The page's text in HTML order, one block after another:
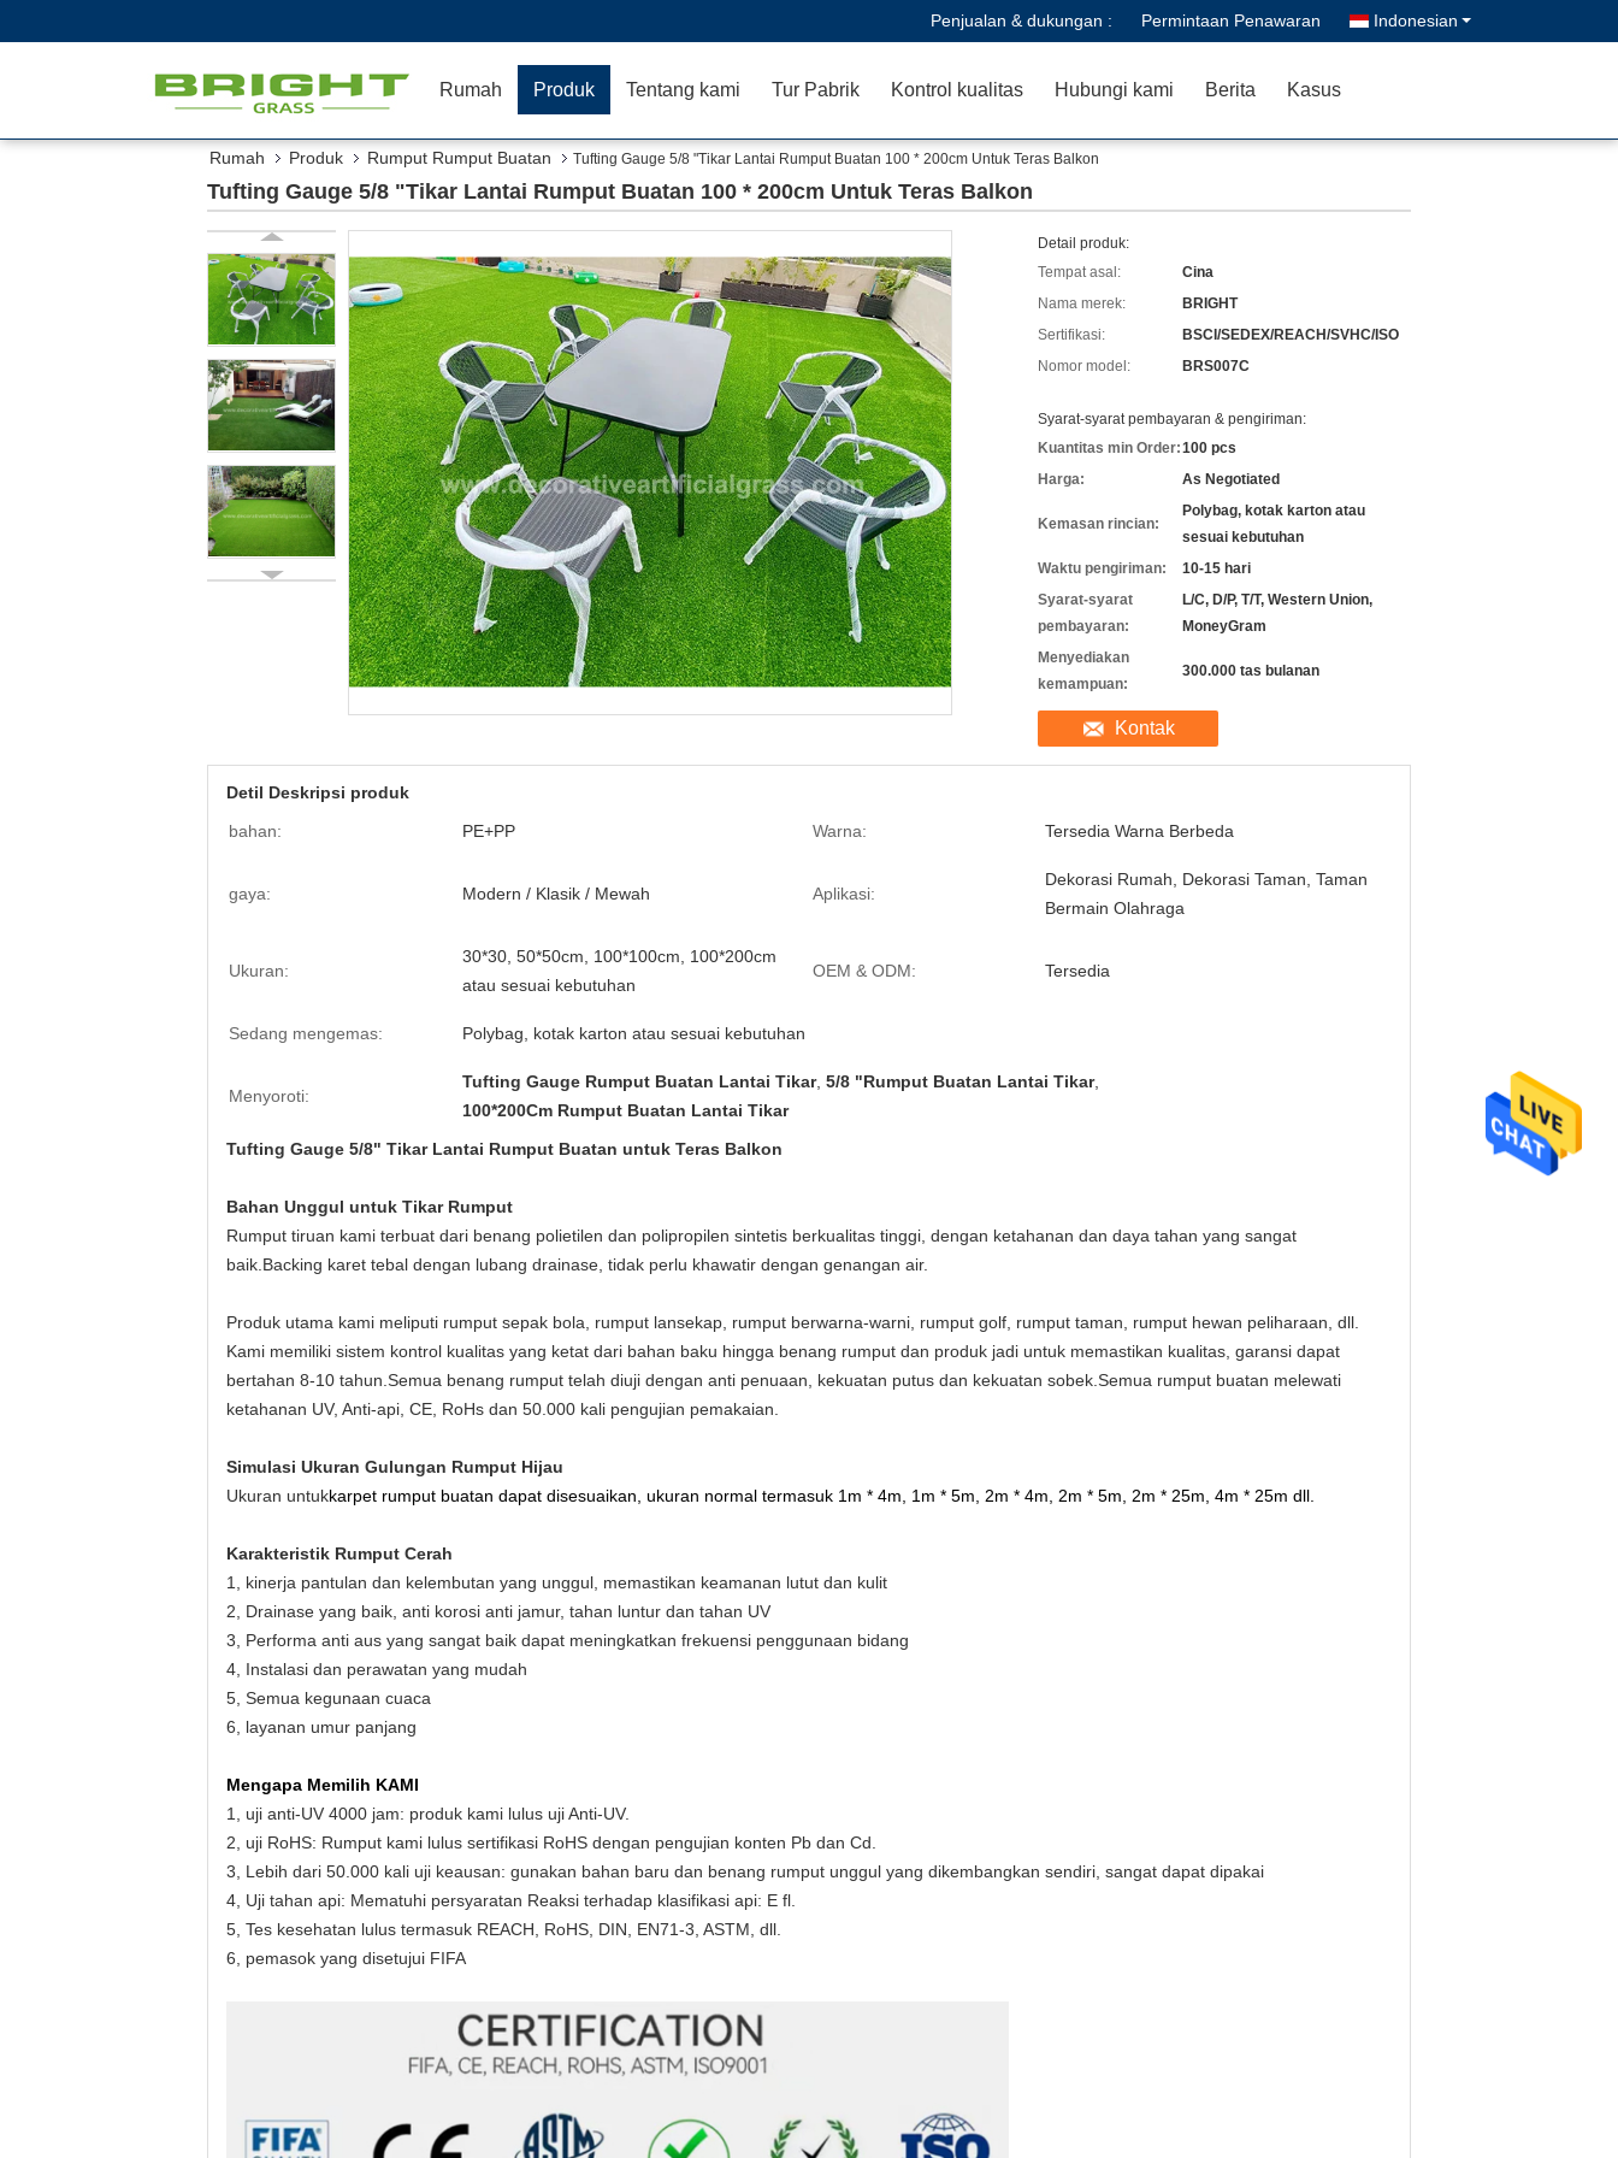
Penjualan & dukungan : Permintaan Penawaran Indonesian
Rumah Produk Tentang kami Tur Pabrik Kontrol kualitas Hubungi kami Berita Kasus
Rumah Produk Rumput Rumput Buatan Tufting Gauge 5/8 "Tikar Lantai Rumput Buatan 100 * 200cm Untuk Teras Balkon
Tufting Gauge 5/8 "Tikar Lantai Rumput Buatan 100 * 200cm Untuk Teras Balkon
Detail produk:
Tempat asal:
Cina
Nama merek:
BRIGHT
Sertifikasi:
BSCI/SEDEX/REACH/SVHC/ISO
Nomor model:
BRS007C
Syarat-syarat pembayaran & pengiriman:
Kuantitas min Order:100 pcs
Harga:
As Negotiated
Kemasan rincian:
Polybag, kotak karton atau
sesuai kebutuhan
Waktu pengiriman:
10-15 hari
Syarat-syarat
pembayaran:
L/C, D/P, T/T, Western Union,
MoneyGram
Menyediakan
kemampuan:
300.000 tas bulanan
Kontak
Detil Deskripsi produk
bahan:
PE+PP Warna: Tersedia Warna Berbeda
gaya: Modern / Klasik / Mewah Aplikasi:
Dekorasi Rumah, Dekorasi Taman, Taman
Bermain Olahraga
Ukuran:
30*30, 50*50cm, 100*100cm, 100*200cm
atau sesuai kebutuhan
OEM & ODM: Tersedia
Sedang mengemas: Polybag, kotak karton atau sesuai kebutuhan
Menyoroti:
Tufting Gauge Rumput Buatan Lantai Tikar, 5/8 "Rumput Buatan Lantai Tikar,
100*200Cm Rumput Buatan Lantai Tikar
Tufting Gauge 5/8" Tikar Lantai Rumput Buatan untuk Teras Balkon
Bahan Unggul untuk Tikar Rumput
Rumput tiruan kami terbuat dari benang polietilen dan polipropilen sintetis berkualitas tinggi, dengan ketahanan dan daya tahan yang sangat
baik.Backing karet tebal dengan lubang drainase, tidak perlu khawatir dengan genangan air.
Produk utama kami meliputi rumput sepak bola, rumput lansekap, rumput berwarna-warni, rumput golf, rumput taman, rumput hewan peliharaan, dll.
Kami memiliki sistem kontrol kualitas yang ketat dari bahan baku hingga benang rumput dan produk jadi untuk memastikan kualitas, garansi dapat
bertahan 8-10 tahun.Semua benang rumput telah diuji dengan anti penuaan, kekuatan putus dan kekuatan sobek.Semua rumput buatan melewati
ketahanan UV, Anti-api, CE, RoHs dan 50.000 kali pengujian pemakaian.
Simulasi Ukuran Gulungan Rumput Hijau
Ukuran untukkarpet rumput buatan dapat disesuaikan, ukuran normal termasuk 1m * 4m, 1m * 5m, 2m * 4m, 2m * 5m, 2m * 25m, 4m * 25m dll.
Karakteristik Rumput Cerah
1, kinerja pantulan dan kelembutan yang unggul, memastikan keamanan lutut dan kulit
2, Drainase yang baik, anti korosi anti jamur, tahan luntur dan tahan UV
3, Performa anti aus yang sangat baik dapat meningkatkan frekuensi penggunaan bidang
4, Instalasi dan perawatan yang mudah
5, Semua kegunaan cuaca
6, layanan umur panjang
Mengapa Memilih KAMI
1, uji anti-UV 4000 jam: produk kami lulus uji Anti-UV.
2, uji RoHS: Rumput kami lulus sertifikasi RoHS dengan pengujian konten Pb dan Cd.
3, Lebih dari 50.000 kali uji keausan: gunakan bahan baru dan benang rumput unggul yang dikembangkan sendiri, sangat dapat dipakai
4, Uji tahan api: Mematuhi persyaratan Reaksi terhadap klasifikasi api: E fl.
5, Tes kesehatan lulus termasuk REACH, RoHS, DIN, EN71-3, ASTM, dll.
6, pemasok yang disetujui FIFA